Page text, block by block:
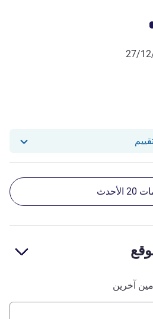
4.0/5
27/
استجاب فندقنا للمراجعة من null
الأحدث
آخرين